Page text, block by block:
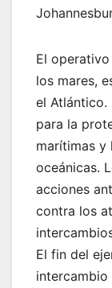
El
los mares,
el Atlántico.
para la
marítimas y
oceánicas.
acciones
contra los
El fin del